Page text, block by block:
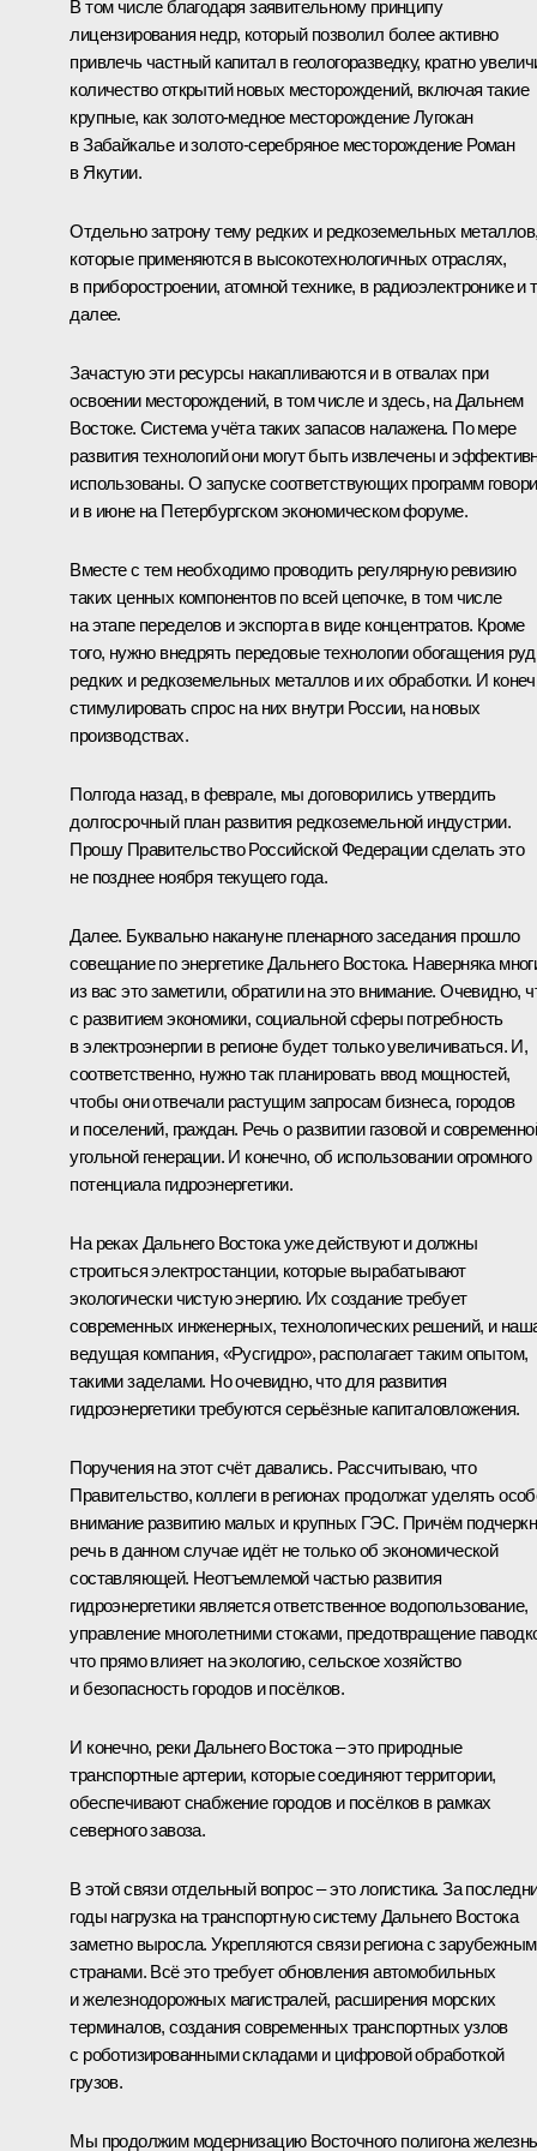
В том числе благодаря заявительному принципу
лицензирования недр, который позволил более активно
привлечь частный капитал в геологоразведку, кратно
количество открытий новых месторождений, включая такие
крупные, как золото-медное месторождение Лугокан
в Забайкалье и золото-серебряное месторождение Роман
в Якутии.
Отдельно затрону тему редких и редкоземельных
которые применяются в высокотехнологичных отраслях,
в приборостроении, атомной технике, в радиоэлектронике и
далее.
Зачастую эти ресурсы накапливаются и в отвалах при
освоении месторождений, в том числе и здесь, на Дальнем
Востоке. Система учёта таких запасов налажена. По мере
развития технологий они могут быть извлечены и
использованы. О запуске соответствующих программ
и в июне на Петербургском экономическом форуме.
Вместе с тем необходимо проводить регулярную ревизию
таких ценных компонентов по всей цепочке, в том числе
на этапе переделов и экспорта в виде концентратов. Кроме
того, нужно внедрять передовые технологии обогащения
редких и редкоземельных металлов и их обработки. И
стимулировать спрос на них внутри России, на новых
производствах.
Полгода назад, в феврале, мы договорились утвердить
долгосрочный план развития редкоземельной индустрии.
Прошу Правительство Российской Федерации сделать это
не позднее ноября текущего года.
Далее. Буквально накануне пленарного заседания прошло
совещание по энергетике Дальнего Востока. Наверняка
из вас это заметили, обратили на это внимание. Очевидно,
с развитием экономики, социальной сферы потребность
в электроэнергии в регионе будет только увеличиваться. И,
соответственно, нужно так планировать ввод мощностей,
чтобы они отвечали растущим запросам бизнеса, городов
и поселений, граждан. Речь о развитии газовой и
угольной генерации. И конечно, об использовании огромного
потенциала гидроэнергетики.
На реках Дальнего Востока уже действуют и должны
строиться электростанции, которые вырабатывают
экологически чистую энергию. Их создание требует
современных инженерных, технологических решений, и
ведущая компания, «Русгидро», располагает таким опытом,
такими заделами. Но очевидно, что для развития
гидроэнергетики требуются серьёзные капиталовложения.
Поручения на этот счёт давались. Рассчитываю, что
Правительство, коллеги в регионах продолжат уделять
внимание развитию малых и крупных ГЭС. Причём
речь в данном случае идёт не только об экономической
составляющей. Неотъемлемой частью развития
гидроэнергетики является ответственное водопользование,
управление многолетними стоками, предотвращение
что прямо влияет на экологию, сельское хозяйство
и безопасность городов и посёлков.
И конечно, реки Дальнего Востока – это природные
транспортные артерии, которые соединяют территории,
обеспечивают снабжение городов и посёлков в рамках
северного завоза.
В этой связи отдельный вопрос – это логистика. За
годы нагрузка на транспортную систему Дальнего Востока
заметно выросла. Укрепляются связи региона с
странами. Всё это требует обновления автомобильных
и железнодорожных магистралей, расширения морских
терминалов, создания современных транспортных узлов
с роботизированными складами и цифровой обработкой
грузов.
Мы продолжим модернизацию Восточного полигона